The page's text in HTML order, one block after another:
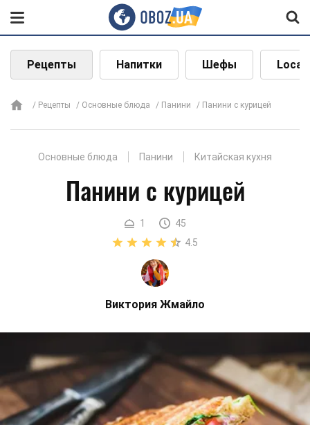
Рецепты Напитки Шефы Local
Рецепты Основные блюда Панини Панини с курицей
Основные блюда Панини Китайская кухня
Панини с курицей
1
45
4.5
Виктория Жмайло